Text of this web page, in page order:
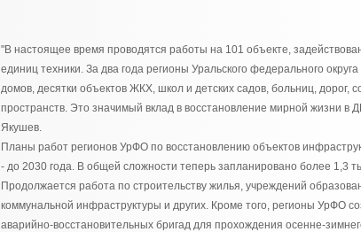
"В настоящее время проводятся работы на 101 объекте,
единиц техники. За два года регионы Уральского федерального
домов, десятки объектов ЖКХ, школ и детских садов, больниц, дорог,
пространств. Это значимый вклад в восстановление мирной жизни
Якушев.
Планы работ регионов УрФО по восстановлению объектов
- до 2030 года. В общей сложности теперь запланировано более 1,3
Продолжается работа по строительству жилья, учреждений
коммунальной инфраструктуры и других. Кроме того, регионы УрФО
аварийно-восстановительных бригад для прохождения осенне-